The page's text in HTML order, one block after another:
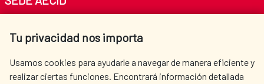
Tu privacidad nos importa
Usamos cookies para ayudarle a navegar de manera eficiente y
realizar ciertas funciones. Encontrará información detallada
Tel. +34 900 20 30 54​​​​​​​